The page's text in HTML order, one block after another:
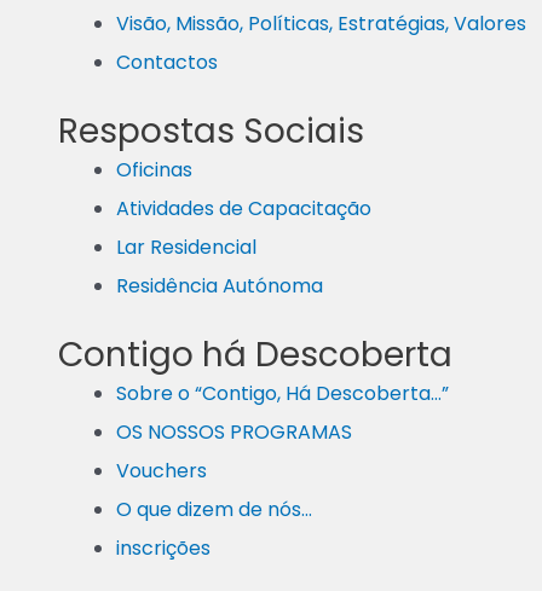
Visão, Missão, Políticas, Estratégias, Valores
Contactos
Respostas Sociais
Oficinas
Atividades de Capacitação
Lar Residencial
Residência Autónoma
Contigo há Descoberta
Sobre o “Contigo, Há Descoberta…”
OS NOSSOS PROGRAMAS
Vouchers
O que dizem de nós…
inscrições